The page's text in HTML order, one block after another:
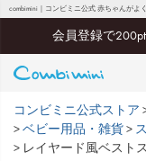
combimini｜コンビミニ公式 赤ちゃんが
会員登録で
コンビミニ公式ストア
ベビー用品・雑貨
レイヤード風ベスト